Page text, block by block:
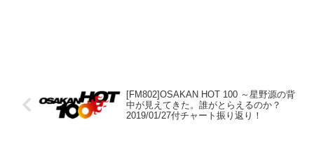
[FM802]OSAKAN HOT 100 ～星野源の背
中が見えてきた。誰がとらえるのか？
2019/01/27付チャート振り返り！